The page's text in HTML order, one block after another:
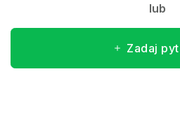
lub
Zadaj